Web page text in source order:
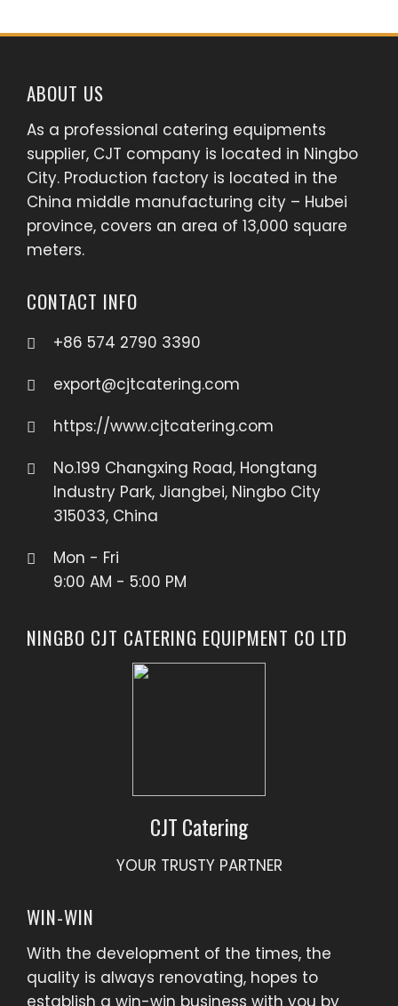
ABOUT US
As a professional catering equipments
supplier, CJT company is located in Ningbo
City. Production factory is located in the
China middle manufacturing city – Hubei
province, covers an area of 13,000 square
meters.
CONTACT INFO
+86 574 2790 3390
export@cjtcatering.com
https://www.cjtcatering.com
No.199 Changxing Road, Hongtang
Industry Park, Jiangbei, Ningbo City
315033, China
Mon - Fri
9:00 AM - 5:00 PM
NINGBO CJT CATERING EQUIPMENT CO LTD
CJT Catering
YOUR TRUSTY PARTNER
WIN-WIN
With the development of the times, the
quality is always renovating, hopes to
establish a win-win business with you by